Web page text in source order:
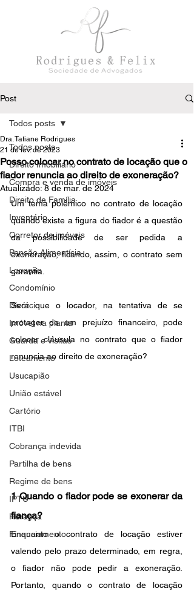
Post
Todos posts
Direito Imobiliário
Compra e venda de imóveis
Direito de Família
Inventário
Corretor de imóveis
Pensão Alimentícia
Locação
Condomínio
Divórcio
Imóvel na planta
Guarda e visitas
Loteamento
Usucapião
União estável
Cartório
ITBI
Cobrança indevida
Partilha de bens
Regime de bens
IPTU
Herança
Financiamento
Todos posts
Posso colocar no contrato de locação que o
fiador renuncia ao direito de exoneração?
Dra. Tatiane Rodrigues
21 de fev. de 2023
Atualizado:8 de mar. de 2024
Um tema polêmico no contrato de locação
quando existe a figura do fiador é a questão
da possibilidade de ser pedida a
exoneração, ficando, assim, o contrato sem
garantia.
Será que o locador, na tentativa de se
proteger de um prejuízo financeiro, pode
colocar cláusula no contrato que o fiador
renuncia ao direito de exoneração?
1 Quando o fiador pode se exonerar da
fiança?
Enquanto o contrato de locação estiver
valendo pelo prazo determinado, em regra,
o fiador não pode pedir a exoneração.
Portanto, quando o contrato de locação